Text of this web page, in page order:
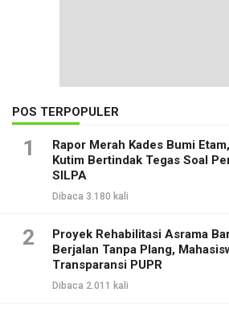
POS TERPOPULER
1
Rapor Merah Kades Bumi
Kutim Bertindak Tegas Soal
SILPA
Dibaca 3.180 kali
2
Proyek Rehabilitasi Asrama
Berjalan Tanpa Plang,
Transparansi PUPR
Dibaca 2.011 kali